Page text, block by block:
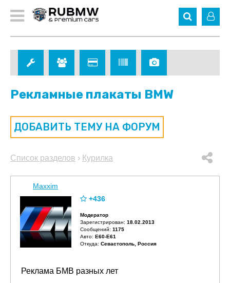
Рекламные плакаты BMW
ДОБАВИТЬ ТЕМУ НА ФОРУМ
Список разделов › Курилка
Maxxim
+436
Модератор
Зарегистрирован: 18.02.2013
Сообщений: 1175
Авто: E60-E61
Откуда: Севастополь, Россия
Реклама БМВ разных лет